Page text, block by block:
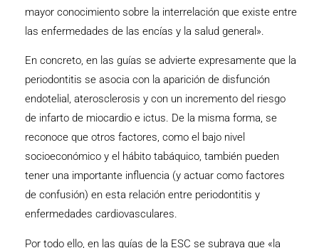
mayor conocimiento sobre la interrelación que existe entre
las enfermedades de las encías y la salud general».
En concreto, en las guías se advierte expresamente que la
periodontitis se asocia con la aparición de disfunción
endotelial, aterosclerosis y con un incremento del riesgo
de infarto de miocardio e ictus. De la misma forma, se
reconoce que otros factores, como el bajo nivel
socioeconómico y el hábito tabáquico, también pueden
tener una importante influencia (y actuar como factores
de confusión) en esta relación entre periodontitis y
enfermedades cardiovasculares.
Por todo ello, en las guías de la ESC se subraya que «la